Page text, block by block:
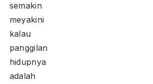
semakin
meyakini
kalau
panggilan
hidupnya
adalah